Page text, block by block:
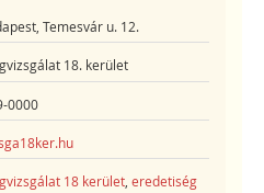
Temesvár u. 12.
18. kerület
0000
18 kerület,eredetiség